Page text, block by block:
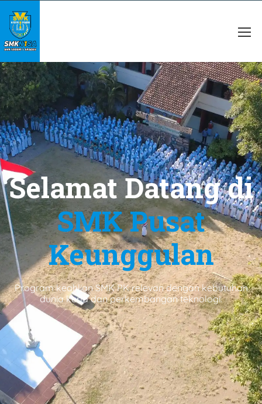
Selamat Datang
Sekolah Para
Juara
Mewujudkan sekolah yang religius, berintegritas,
berwawasan lingkungan, dan berdaya saing global.